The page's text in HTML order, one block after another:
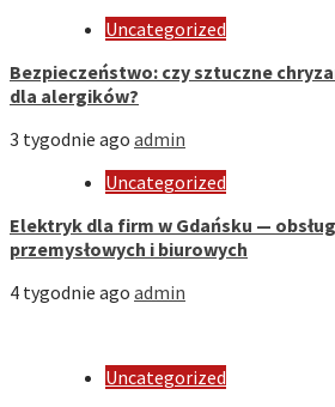
Uncategorized
Bezpieczeństwo: czy sztuczne
dla alergików?
3 tygodnie ago admin
Uncategorized
Elektryk dla firm w Gdańsku —
przemysłowych i biurowych
4 tygodnie ago admin
Uncategorized